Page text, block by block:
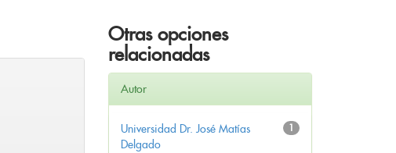
Otras opciones
relacionadas
Autor
1
Universidad Dr. José Matías
Delgado